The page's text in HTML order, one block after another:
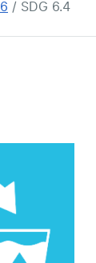
SDG 6.4